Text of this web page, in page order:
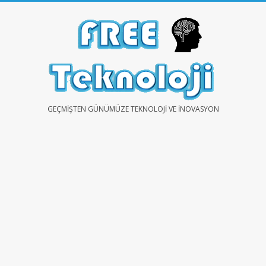
FREEGEÇMIŞTEN GÜNÜMÜZE TEKNOLOJI VE İNOVASYON